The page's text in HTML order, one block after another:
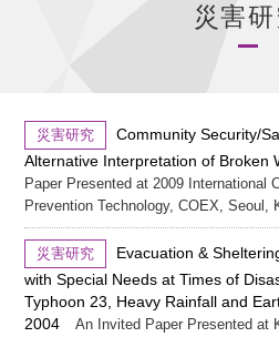
災害
災害研究
Community Security/
Alternative Interpretation of Broken
Paper Presented at 2009 International
Prevention Technology, COEX, Seoul,
災害研究
Evacuation &
with Special Needs at Times of
Typhoon 23, Heavy Rainfall and
2004
An Invited Paper Presented at